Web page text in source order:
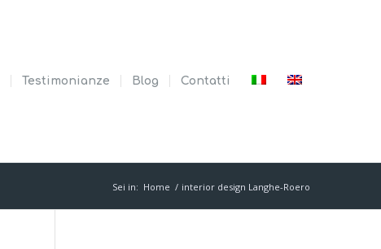
Testimonianze Blog Contatti
Sei in: Home / interior design Langhe-Roero